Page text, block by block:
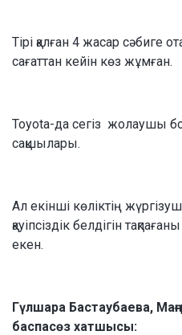
Тірі қалған 4 жасар сәбиге
сағаттан кейін көз жұмған.
Toyota-да сегіз жолаушы
сақшылары.
Ал екінші көліктің
қауіпсіздік белдігін
екен.
Гүлшара Бастаубаева,
баспасөз хатшысы: